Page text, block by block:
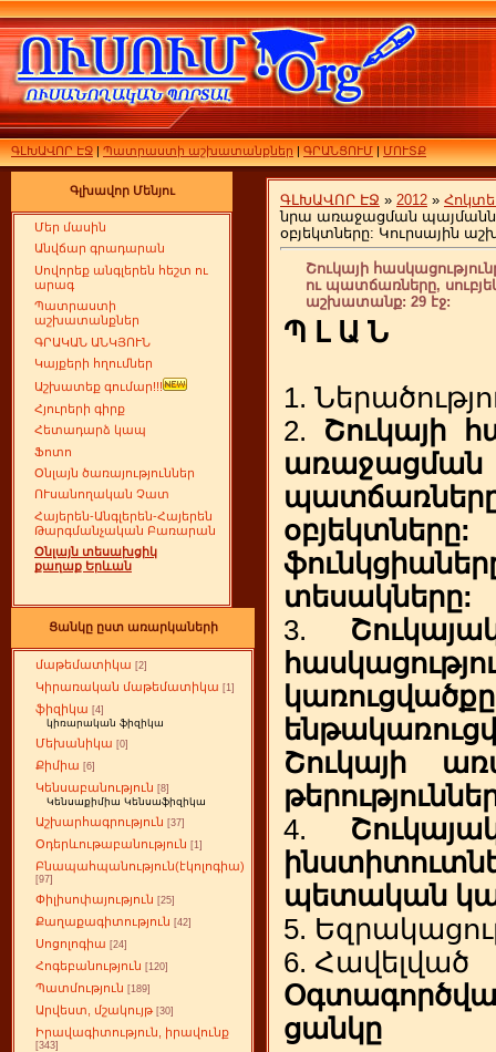
ԳԼԽԱՎՈՐ ԷՋ|Պատրաստի աշխատանքներ|ԳՐԱՆՑՈՒՄ|ՄՈՒՏՔ
Գլխավոր Մենյու
Մեր մասին
Անվճար գրադարան
Սովորեք անգլերեն հեշտ ու
արագ
Պատրաստի
աշխատանքներ
ԳՐԱԿԱՆ ԱՆԿՅՈՒՆ
Կայքերի հղումներ
Աշխատեք գումար!!!
Հյուրերի գիրք
Հետադարձ կապ
Ֆոտո
Օնլայն ծառայություններ
ՈՒսանողական Չատ
Հայերեն-Անգլերեն-Հայերեն
Թարգմանչական Բառարան
Օնլայն տեսախցիկ
քաղաք Երևան
Ցանկը ըստ առարկաների
մաթեմատիկա [2]
Կիրառական մաթեմատիկա [1]
ֆիզիկա [4]
կիռարական ֆիզիկա
Մեխանիկա [0]
Քիմիա [6]
Կենսաբանություն [8]
Կենսաքիմիա Կենսաֆիզիկա
Աշխարհագրություն [37]
Օդերևութաբանություն [1]
Բնապահպանություն(էկոլոգիա)
[97]
Փիլիսոփայություն [25]
Քաղաքագիտություն [42]
Սոցոլոգիա [24]
Հոգեբանություն [120]
Պատմություն [189]
Արվեստ, մշակույթ [30]
Իրավագիտություն, իրավունք
[343]
ԳԼԽԱՎՈՐ ԷՋ » 2012 »
նրա առաջացման
օբյեկտները: Կուրսային
Շուկայի
ու պատճառները,
աշխատանք: 29 էջ:
Պ Լ Ա Ն
1.
2. Շուկայի
օբյեկտները:
տեսակները:
3.
Շուկայի
4.
պետական
5.
6. Հավելված
ցանկը